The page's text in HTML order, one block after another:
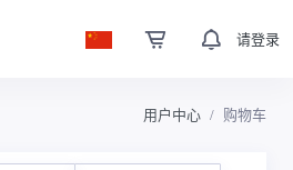
请登录
用户中心 购物车